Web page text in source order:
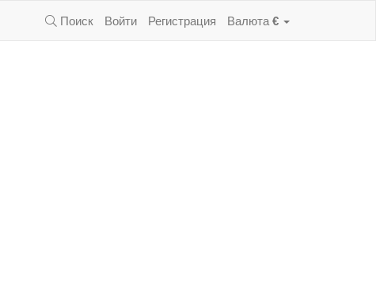
Поиск Войти Регистрация Валюта €